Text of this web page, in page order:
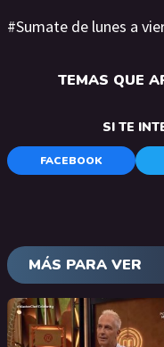
#Sumate de lunes a
TEMAS QUE
SI TE
FACEBOOK
MÁS PARA VER